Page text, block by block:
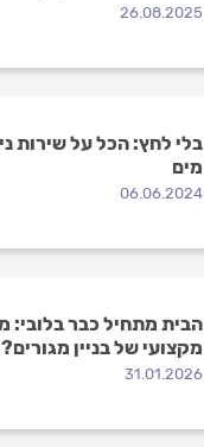
26.08.2025
בלי לחץ: הכל על שירות
מים
06.06.2024
הבית מתחיל כבר בלובי:
מקצועי של בניין מגורים?
31.01.2026